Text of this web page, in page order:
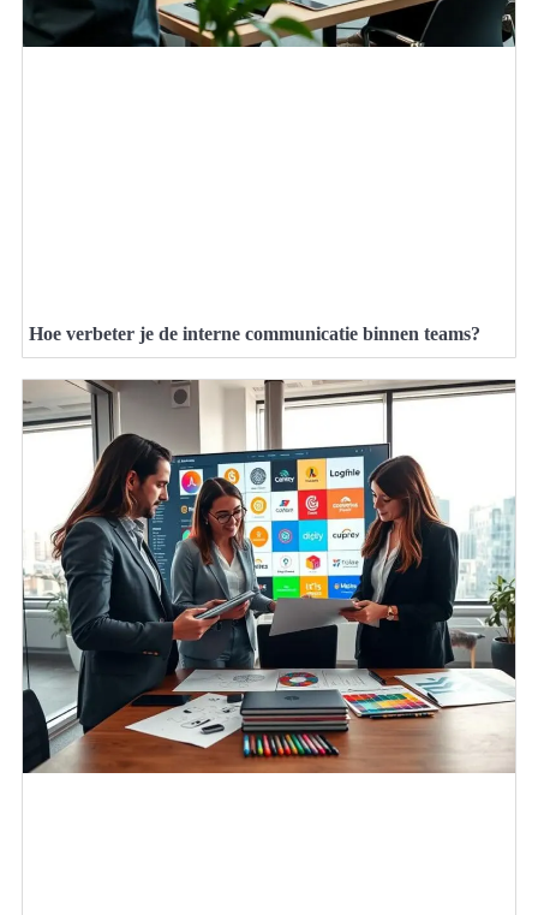
Hoe verbeter je de interne communicatie binnen teams?